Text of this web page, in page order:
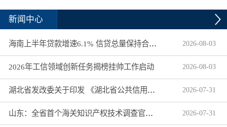
新闻中心
海南上半年贷款增速6.1% 信贷总量保持合理平稳增长 2026-08-03
2026年工信领域创新任务揭榜挂帅工作启动 2026-08-03
湖北省发改委关于印发 《湖北省公共信用信息目录（2026年版）》的通知 2026-07-31
山东：全省首个海关知识产权技术调查官制度落地济南自贸片区 2026-07-31